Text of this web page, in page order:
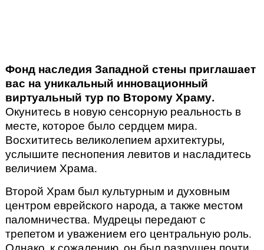
Фонд наследия Западной стены приглашает
вас на уникальный инновационный
виртуальный тур по Второму Храму.
Окунитесь в новую сенсорную реальность в
месте, которое было сердцем мира.
Восхититесь великолепием архитектуры,
услышите песнопения левитов и насладитесь
величием Храма.
Второй Храм был культурным и духовным
центром еврейского народа, а также местом
паломничества. Мудрецы передают с
трепетом и уважением его центральную роль.